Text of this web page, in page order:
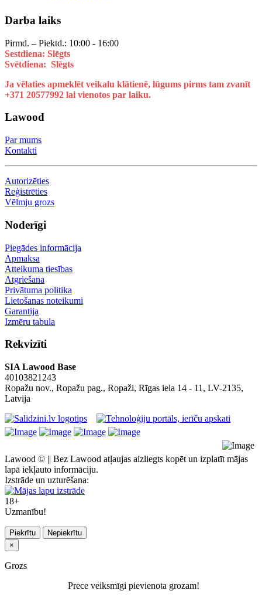
Darba laiks
Pirmd. – Piektd.: 10:00 - 16:00
Sestdiena: Slēgts
Svētdiena: Slēgts
Ja vēlaties apmeklēt veikalu klātienē, lūgums pirms tam zvanīt
+371 20577992 lai vienotos par laiku.
Lawood
Par mums
Kontakti
Autorizēties
Reģistrēties
Vēlmju grozs
Noderīgi
Piegādes informācija
Apmaksa
Atteikuma tiesības
Atgriešana
Privātuma politika
Lietošanas noteikumi
Garantija
Izmēru tabula
Rekvizīti
SIA Lawood Base
40103821243
Ropažu nov., Ropažu pag., Ropaži, Rīgas iela 14 - 11, LV-2135,
Latvija
Lawood © || Bez Lawood atļaujas aizliegts kopēt un izplatīt mājas
lapā iekļauto informāciju.
Izstrāde un uzturēšana:
18+
Uzmanību!
Piekrītu
Nepiekrītu
×
Grozs
Prece veiksmīgi pievienota grozam!